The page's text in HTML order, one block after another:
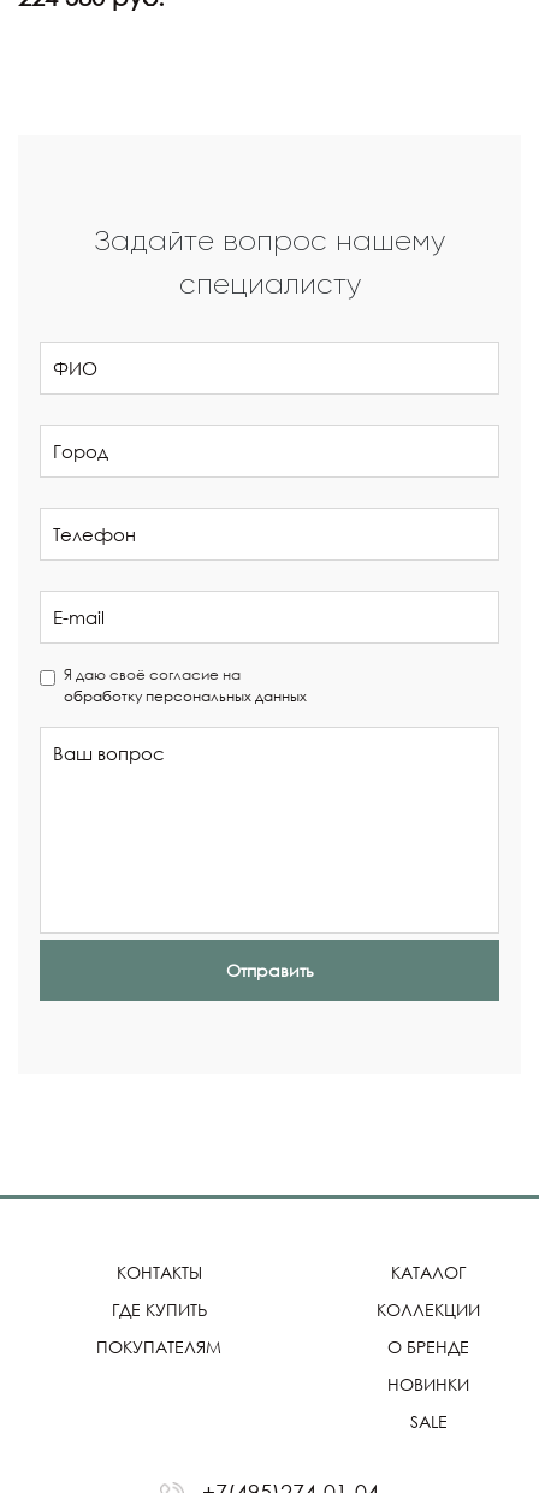
Задайте вопрос нашему
специалисту
Я даю своё согласие на
обработку персональных данных
Отправить
КОНТАКТЫ
ГДЕ КУПИТЬ
ПОКУПАТЕЛЯМ
КАТАЛОГ
КОЛЛЕКЦИИ
О БРЕНДЕ
НОВИНКИ
SALE